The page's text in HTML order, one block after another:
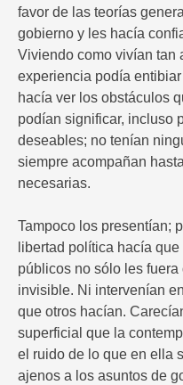
favor de las teorías
gobierno y les hacía
Viviendo como vivían tan
experiencia podía
hacía ver los obstáculos
podían significar, incluso
deseables; no tenían
siempre acompañan
necesarias.
Tampoco los presentían;
libertad política hacía
públicos no sólo les
invisible. Ni intervenían
que otros hacían.
superficial que la
el ruido de lo que en ella
ajenos a los asuntos de